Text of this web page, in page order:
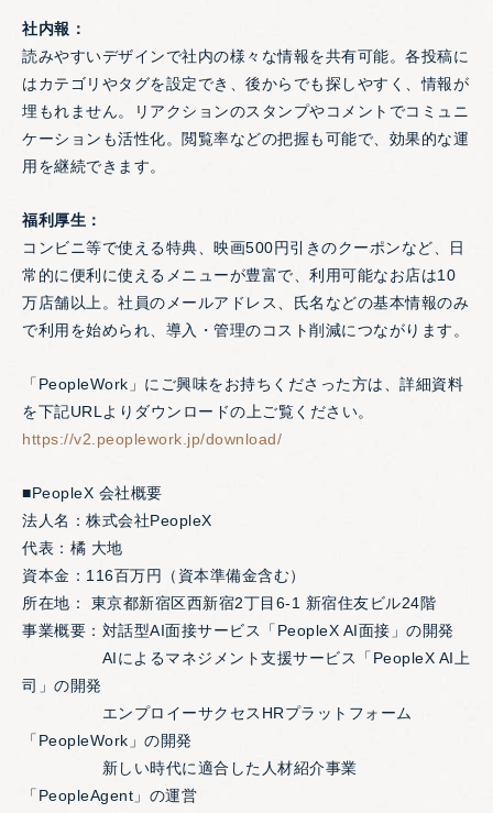
社内報：
読みやすいデザインで社内の様々な情報を共有可能。各投稿に
はカテゴリやタグを設定でき、後からでも探しやすく、情報が
埋もれません。リアクションのスタンプやコメントでコミュニ
ケーションも活性化。閲覧率などの把握も可能で、効果的な運
用を継続できます。
福利厚生：
コンビニ等で使える特典、映画500円引きのクーポンなど、日
常的に便利に使えるメニューが豊富で、利用可能なお店は10
万店舗以上。社員のメールアドレス、氏名などの基本情報のみ
で利用を始められ、導入・管理のコスト削減につながります。
「PeopleWork」にご興味をお持ちくださった方は、詳細資料
を下記URLよりダウンロードの上ご覧ください。
https://v2.peoplework.jp/download/
■PeopleX 会社概要
法人名：株式会社PeopleX
代表：橘 大地
資本金：116百万円（資本準備金含む）
所在地： 東京都新宿区西新宿2丁目6-1 新宿住友ビル24階
事業概要：対話型AI面接サービス「PeopleX AI面接」の開発
AIによるマネジメント支援サービス「PeopleX AI上
司」の開発
エンプロイーサクセスHRプラットフォーム
「PeopleWork」の開発
新しい時代に適合した人材紹介事業
「PeopleAgent」の運営